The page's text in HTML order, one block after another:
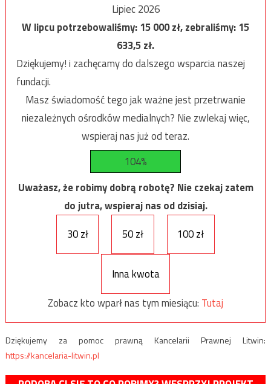
Lipiec 2026
W lipcu potrzebowaliśmy:15 000zł, zebraliśmy:15
633,5zł.
Dziękujemy! i zachęcamy do dalszego wsparcia naszej
fundacji.
Masz świadomość tego jak ważne jest przetrwanie
niezależnych ośrodków medialnych? Nie zwlekaj więc,
wspieraj nas już od teraz.
104%
Uważasz, że robimy dobrą robotę? Nie czekaj zatem
do jutra, wspieraj nas od dzisiaj.
30 zł
50 zł 100 zł
Inna kwota
Zobacz kto wparł nas tym miesiącu: Tutaj
Dziękujemy za pomoc prawną Kancelarii Prawnej Litwin:
https://kancelaria-litwin.pl